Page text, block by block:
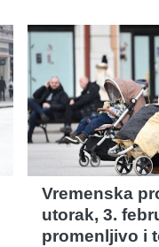
Vremenska
utorak, 3.
promenljivo i